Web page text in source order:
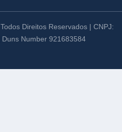
Direitos Reservados | CNPJ:
Number 921683584